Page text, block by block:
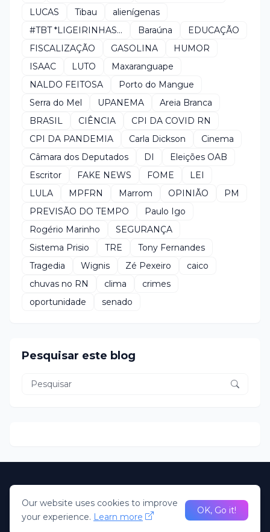
LUCAS
Tibau
alienígenas
#TBT *LIGEIRINHAS...
Baraúna
EDUCAÇÃO
FISCALIZAÇÃO
GASOLINA
HUMOR
ISAAC
LUTO
Maxaranguape
NALDO FEITOSA
Porto do Mangue
Serra do Mel
UPANEMA
Areia Branca
BRASIL
CIÊNCIA
CPI DA COVID RN
CPI DA PANDEMIA
Carla Dickson
Cinema
Câmara dos Deputados
DI
Eleições OAB
Escritor
FAKE NEWS FOME
LEI
LULA
MPFRN Marrom OPINIÃO
PM
PREVISÃO DO TEMPO
Paulo Igo
Rogério Marinho
SEGURANÇA
Sistema Prisio
TRE
Tony Fernandes
Tragedia
Wignis Zé Pexeiro
caico
chuvas no RN
clima
crimes
oportunidade
senado
Pesquisar este blog
desenvolvido Pela R2N. Todos direitos Reservados; Portal
Claudio Oliveira
About UsHome
Our website uses cookies to improve
your experience. Learn more
OK, Go it!